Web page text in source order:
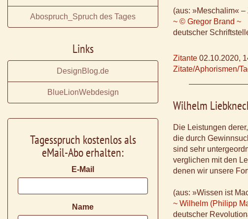
(aus: »Meschalim«
~ © Gregor Brand ~
deutscher
Zitante 02.10.2020,
Zitate/Aphorismen/
Wilhelm
Die Leistungen derer,
die durch
sind sehr
verglichen mit den
denen wir unsere
(aus: »Wissen ist
~ Wilhelm (Philipp
deutscher
Abospruch_Spruch des Tages
Links
DesignBlog.de
BlueLionWebdesign
Tagesspruch kostenlos als
eMail-Abo erhalten:
E-Mail
Name